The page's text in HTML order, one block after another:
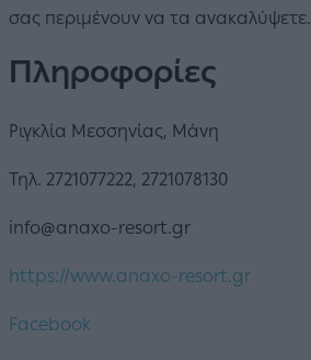
σας περιμένουν να τα ανακαλύψετε.
Πληροφορίες
Ριγκλία Μεσσηνίας, Μάνη
Τηλ. 2721077222, 2721078130
info@anaxo-resort.gr
https://www.anaxo-resort.gr
Facebook